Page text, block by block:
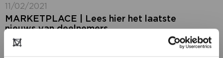
11/02/2021
MARKETPLACE | Lees hier het laatste
nieuws van deelnemers
Op ons platform blijf je 365 dagen per jaar op de